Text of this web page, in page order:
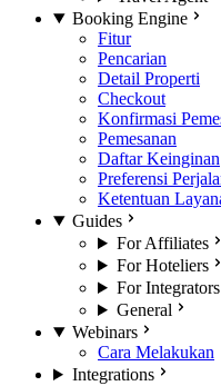
Booking Engine
Fitur
Pencarian
Detail Properti
Checkout
Konfirmasi
Pemesanan
Daftar Keinginan
Preferensi
Ketentuan
Guides
For Affiliates
For Hoteliers
For Integrators
General
Webinars
Cara Melakukan
Integrations